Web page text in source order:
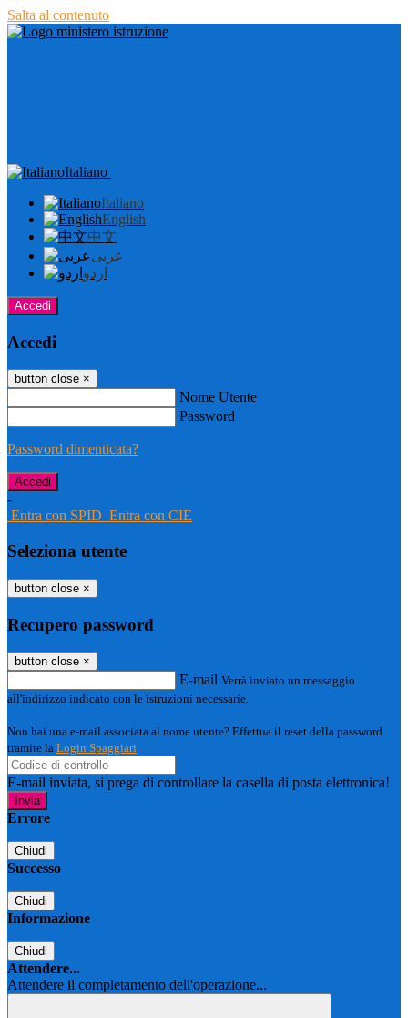
Salta al contenuto
Italiano
Italiano
English
中文
عربى
اردو
Accedi
Accedi
button close ×
Nome Utente
Password
Password dimenticata?
-
Entra con SPID Entra con CIE
Seleziona utente
button close ×
Recupero password
button close ×
E-mail Verrà inviato un messaggio
all'indirizzo indicato con le istruzioni necessarie.
Non hai una e-mail associata al nome utente? Effettua il reset della password
tramite la Login Spaggiari
E-mail inviata, si prega di controllare la casella di posta elettronica!
Errore
Chiudi
Successo
Chiudi
Informazione
Chiudi
Attendere...
Attendere il completamento dell'operazione...